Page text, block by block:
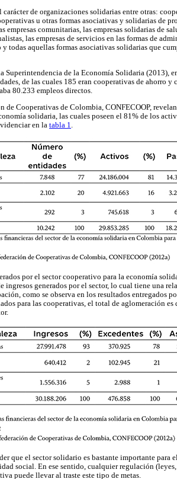
carácter de organizaciones solidarias entre otras:
u otras formas asociativas y solidarias de
empresas comunitarias, las empresas solidarias de
las empresas de servicios en las formas de
todas aquellas formas asociativas solidarias que
Superintendencia de la Economía Solidaria (2013),
de las cuales 185 eran cooperativas de ahorro y
80.233 empleos directos.
de Cooperativas de Colombia, CONFECOOP,
solidaria, las cuales poseen el 81% de los
en la tabla 1
por el sector cooperativo para la economía
generados por el sector, lo cual tiene una
como se observa en los resultados entregados
para las cooperativas, el total de aglomeración
que el sector solidario es bastante importante para
social. En ese sentido, cualquier regulación
puede llevar al traste este tipo de metas.